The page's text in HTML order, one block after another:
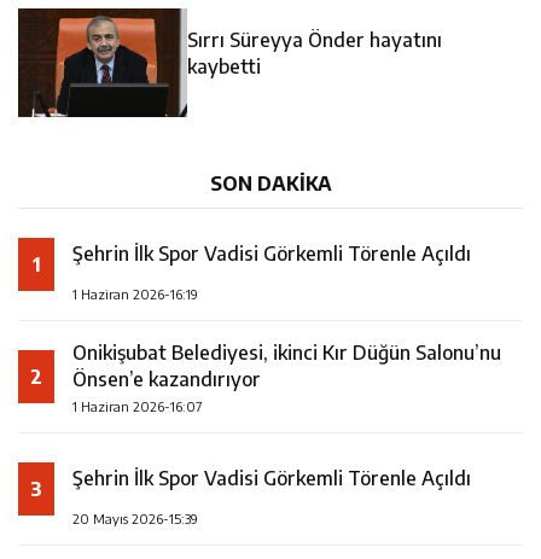
13:28 Yedi Güzel Adam Kütüphanesi ve Deneyim Müzesi
16:19 Şehrin İlk Spor Vadisi Görkemli Törenle Açıldı
Sırrı Süreyya Önder hayatını
kaybetti
SON DAKİKA
1 Şehrin İlk Spor Vadisi Görkemli Törenle Açıldı
1 Haziran 2026-16:19
2
Onikişubat Belediyesi, ikinci Kır Düğün Salonu’nu
Önsen’e kazandırıyor
1 Haziran 2026-16:07
3 Şehrin İlk Spor Vadisi Görkemli Törenle Açıldı
20 Mayıs 2026-15:39